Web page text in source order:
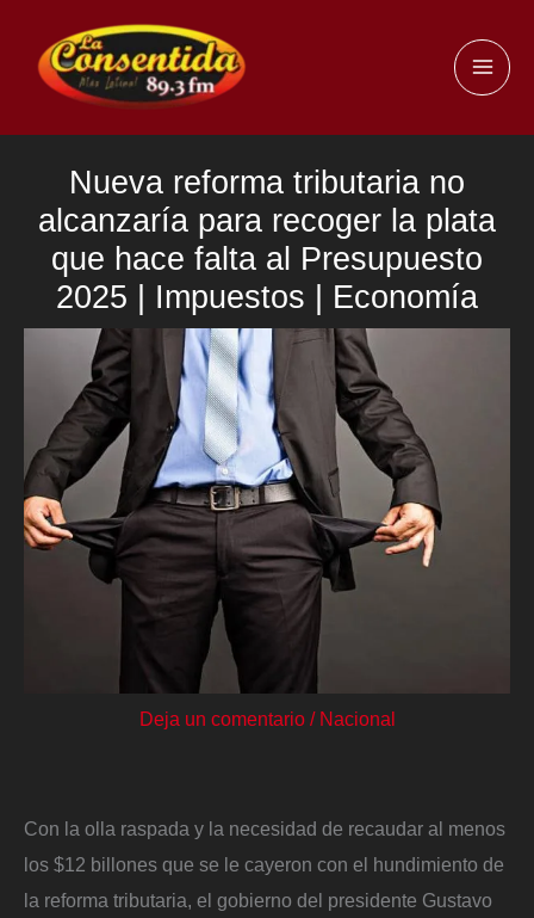
contenido
Nueva reforma tributaria no
alcanzaría para recoger la plata
que hace falta al Presupuesto
2025 | Impuestos | Economía
Deja un comentario / Nacional
Con la olla raspada y la necesidad de recaudar al menos
los $12 billones que se le cayeron con el hundimiento de
la reforma tributaria, el gobierno del presidente Gustavo